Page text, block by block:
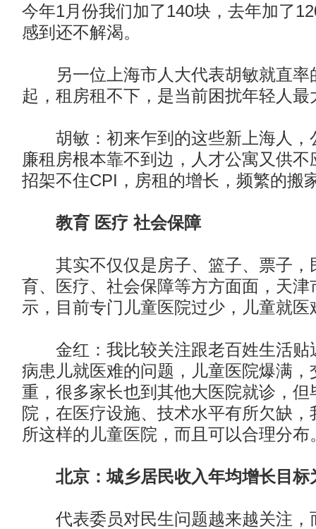
今年1月份我们加了140块，去年加了
感到还不解渴。
另一位上海市人大代表胡敏就直率
起，租房租不下，是当前困扰年轻人最
胡敏：初来乍到的这些新上海人，
廉租房根本靠不到边，人才公寓又供
招架不住CPI，房租的增长，频繁的搬
教育 医疗 社会保障
其实不仅仅是房子、篮子、票子，
育、医疗、社会保障等方方面面，天津
示，目前专门儿童医院过少，儿童就医
金红：我比较关注跟老百姓生活贴
病患儿就医难的问题，儿童医院爆满，
重，很多家长也到其他大医院就诊，但
院，在医疗设施、技术水平有所欠缺
所这样的儿童医院，而且可以合理分布
北京：城乡居民收入年均增长目标
代表委员对民生问题越来越关注，